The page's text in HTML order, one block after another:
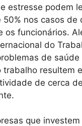
estresse podem
nos casos de
os funcionários.
do
de saúde
trabalho resultem
de cerca
que